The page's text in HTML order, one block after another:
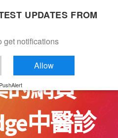
所打造一
的網頁
中醫診
UPDATES FROM
get notifications
Allow